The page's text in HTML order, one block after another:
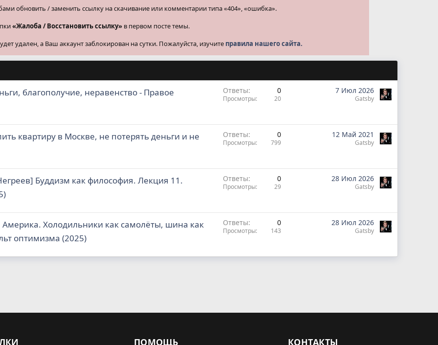
обновить / заменить ссылку на скачивание или комментарии типа «404», «ошибка».
«Жалоба / Восстановить ссылку» в первом посте темы.
удален, а Ваш аккаунт заблокирован на сутки. Пожалуйста, изучите правила нашего сайта.
благополучие, неравенство - Правое
Ответы 0
Просмотры 20
7 Июл 2026
Gatsby
квартиру в Москве, не потерять деньги и не
Ответы 0
Просмотры 799
12 Май 2021
Gatsby
Буддизм как философия. Лекция 11.
Ответы 0
Просмотры 29
28 Июл 2026
Gatsby
Холодильники как самолёты, шина как
оптимизма (2025)
Ответы 0
Просмотры 143
28 Июл 2026
Gatsby
ПОМОЩЬ КОНТАКТЫ